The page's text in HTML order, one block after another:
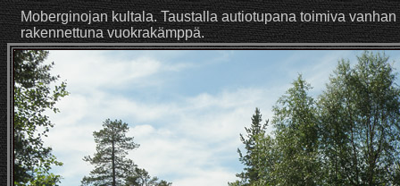
Moberginojan kultala. Taustalla autiotupana toimiva
rakennettuna vuokrakämppä.